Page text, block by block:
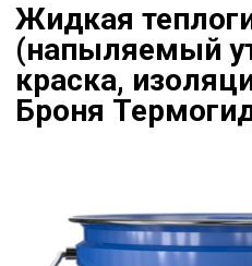
Жидкая
(напыляемый
краска,
Броня